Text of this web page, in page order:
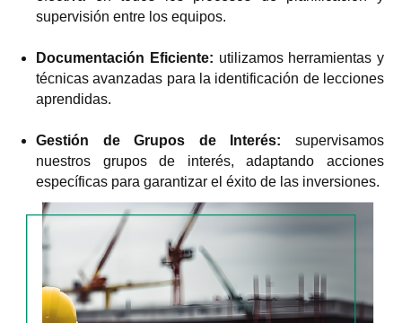
supervisión entre los equipos.
Documentación Eficiente: utilizamos herramientas y
técnicas avanzadas para la identificación de lecciones
aprendidas.
Gestión de Grupos de Interés: supervisamos
nuestros grupos de interés, adaptando acciones
específicas para garantizar el éxito de las inversiones.